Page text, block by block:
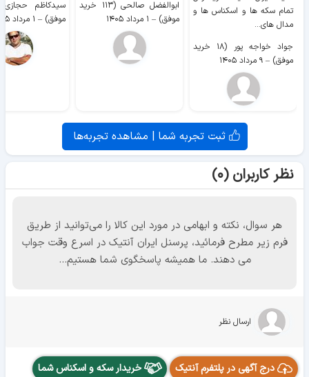
تمام سکه ها و اسکناس ها و
مدال های...
جواد خواجه پور (۱۸ خرید
موفق) – ۹ مرداد ۱۴۰۵
ابوالفضل صالحی (۱۱۳ خرید
موفق) – ۱ مرداد ۱۴۰۵ موفق) – ۱ مرداد ۱۴۰۵
ثبت تجربه شما | مشاهده تجربه‌ها
نظر کاربران (۰)
هر سوال، نکته و ابهامی در مورد این کالا را می‌توانید از طریق
فرم زیر مطرح فرمائید، پرسنل ایران آنتیک در اسرع وقت جواب
می دهند. ما همیشه پاسخگوی شما هستیم...
ارسال نظر
درج آگهی در پلتفرم آنتیک خریدار سکه و اسکناس شما